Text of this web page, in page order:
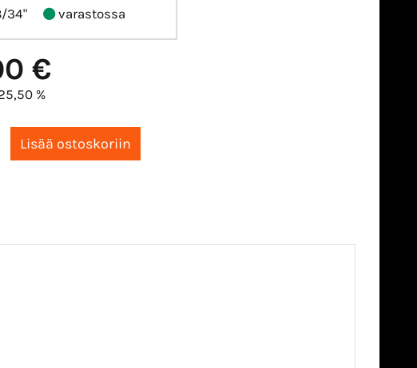
34" varastossa
€
%